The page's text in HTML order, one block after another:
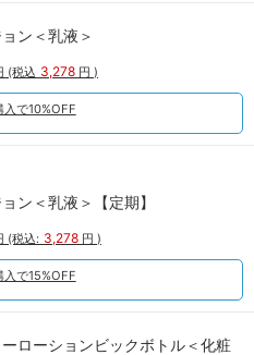
ン＜乳液＞
(税込 3,278 円 )
で10%OFF
ン＜乳液＞【定期】
(税込: 3,278 円 )
で15%OFF
ローションビックボトル＜化粧